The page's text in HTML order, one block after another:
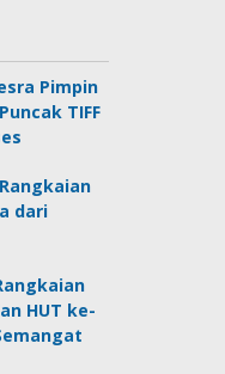
Pimpin
TIFF
dari
HUT ke-